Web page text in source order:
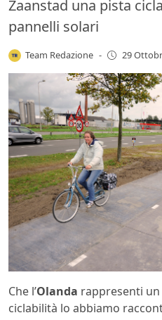
Zaanstad una pista
pannelli solari
Team Redazione - 29
Che l’Olanda rappresenti
ciclabilità lo abbiamo